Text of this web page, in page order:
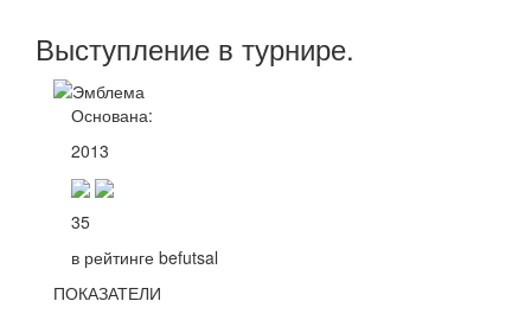
Выступление в турнире.
Основана:
2013
35
в рейтинге befutsal
ПОКАЗАТЕЛИ